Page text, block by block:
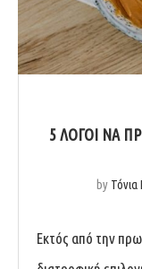
5 ΛΌΓΟΙ ΝΑ
by Τόνια
Εκτός από την